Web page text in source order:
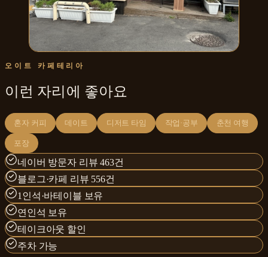
오이트 카페테리아
이런 자리에 좋아요
혼자 커피 데이트 디저트 타임 작업·공부 춘천 여행
포장
네이버 방문자 리뷰 463건
블로그·카페 리뷰 556건
1인석·바테이블 보유
연인석 보유
테이크아웃 할인
주차 가능